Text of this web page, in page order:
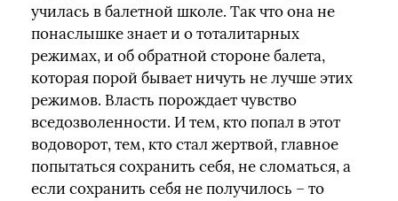
училась в балетной школе. Так что она не
понаслышке знает и о тоталитарных
режимах, и об обратной стороне балета,
которая порой бывает ничуть не лучше этих
режимов. Власть порождает чувство
вседозволенности. И тем, кто попал в этот
водоворот, тем, кто стал жертвой, главное
попытаться сохранить себя, не сломаться, а
если сохранить себя не получилось – то